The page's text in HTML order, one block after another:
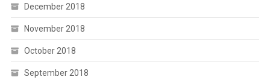
December 2018
November 2018
October 2018
September 2018